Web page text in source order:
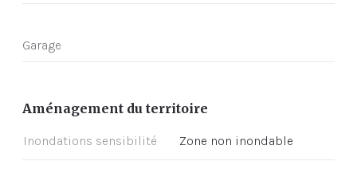
Garage
Aménagement du territoire
Inondations sensibilité Zone non inondable